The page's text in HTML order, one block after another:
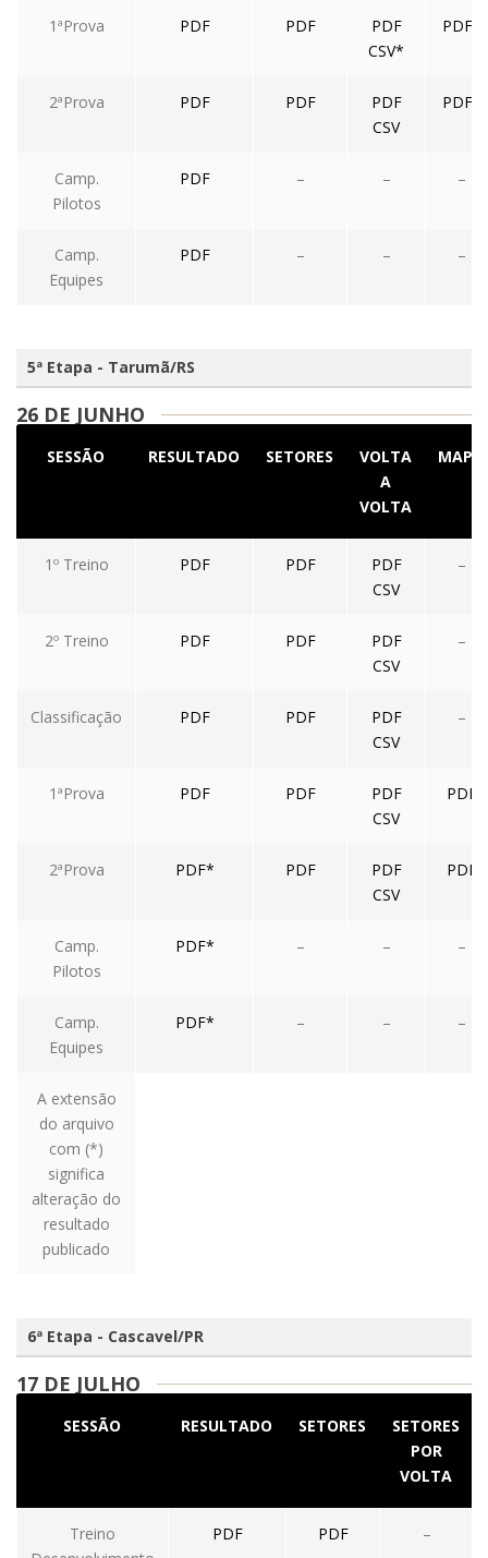
1ªProva PDF PDF
PDF
CSV*
PDF*
2ªProva PDF PDF
PDF
CSV
PDF*
Camp.
Pilotos
PDF – – –
Camp.
Equipes
PDF – – –
5ª Etapa - Tarumã/RS
26 DE JUNHO
SESSÃO RESULTADO SETORES
VOLTA
A
VOLTA
MAPA
1º Treino PDF PDF
PDF
CSV
–
2º Treino PDF PDF
PDF
CSV
–
Classificação PDF PDF
PDF
CSV
–
1ªProva PDF PDF
PDF
CSV
PDF
2ªProva PDF* PDF
PDF
CSV
PDF
Camp.
Pilotos
PDF* – – –
Camp.
Equipes
PDF* – – –
A extensão
do arquivo
com (*)
significa
alteração do
resultado
publicado
6ª Etapa - Cascavel/PR
17 DE JULHO
SESSÃO RESULTADO SETORES
SETORES
POR
VOLTA
Treino
PDF PDF –